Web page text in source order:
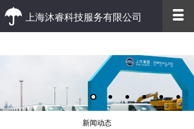
上海沐睿科技服务有限公司
优质的客户服务 高效的办事效率
新闻动态